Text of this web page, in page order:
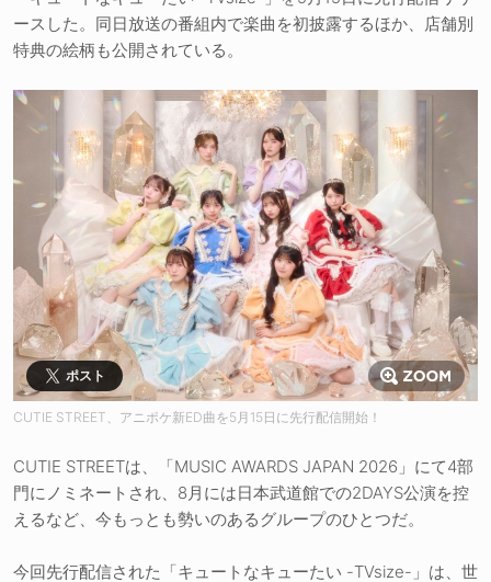
ースした。同日放送の番組内で楽曲を初披露するほか、店舗別
特典の絵柄も公開されている。
ポスト
CUTIE STREET、アニポケ新ED曲を5月15日に先行配信開始！
CUTIE STREETは、「MUSIC AWARDS JAPAN 2026」にて4部
門にノミネートされ、8月には日本武道館での2DAYS公演を控
えるなど、今もっとも勢いのあるグループのひとつだ。
今回先行配信された「キュートなキューたい -TVsize-」は、世